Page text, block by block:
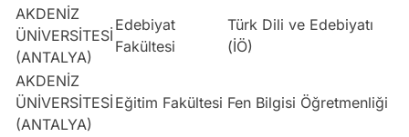
AKDENİZ
ÜNİVERSİTESİ
(ANTALYA)
Edebiyat
Fakültesi
Türk Dili ve Edebiyatı
(İÖ)
AKDENİZ
ÜNİVERSİTESİ
(ANTALYA)
Eğitim Fakültesi Fen Bilgisi Öğretmenliği